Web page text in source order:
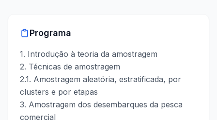
Programa
1. Introdução à teoria da amostragem
2. Técnicas de amostragem
2.1. Amostragem aleatória, estratificada, por
clusters e por etapas
3. Amostragem dos desembarques da pesca
comercial